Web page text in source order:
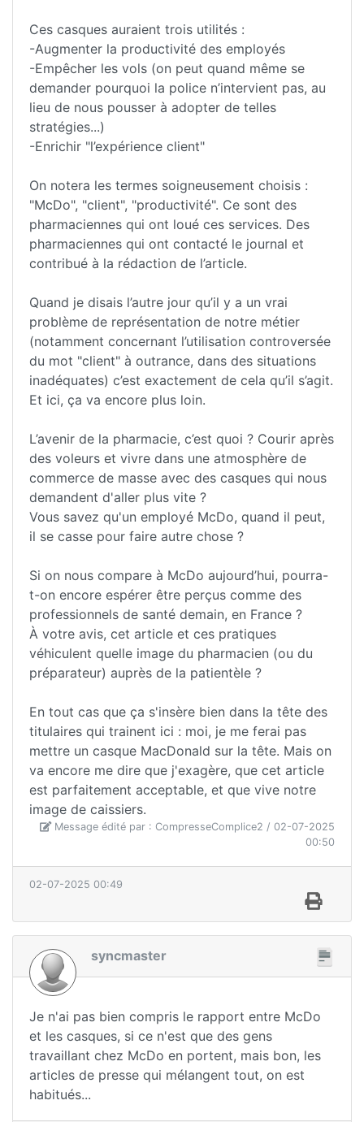
Ces casques auraient trois utilités :
-Augmenter la productivité des employés
-Empêcher les vols (on peut quand même se
demander pourquoi la police n’intervient pas, au
lieu de nous pousser à adopter de telles
stratégies...)
-Enrichir "l’expérience client"
On notera les termes soigneusement choisis :
"McDo", "client", "productivité". Ce sont des
pharmaciennes qui ont loué ces services. Des
pharmaciennes qui ont contacté le journal et
contribué à la rédaction de l’article.
Quand je disais l’autre jour qu’il y a un vrai
problème de représentation de notre métier
(notamment concernant l’utilisation controversée
du mot "client" à outrance, dans des situations
inadéquates) c’est exactement de cela qu’il s’agit.
Et ici, ça va encore plus loin.
L’avenir de la pharmacie, c’est quoi ? Courir après
des voleurs et vivre dans une atmosphère de
commerce de masse avec des casques qui nous
demandent d'aller plus vite ?
Vous savez qu'un employé McDo, quand il peut,
il se casse pour faire autre chose ?
Si on nous compare à McDo aujourd’hui, pourra-
t-on encore espérer être perçus comme des
professionnels de santé demain, en France ?
À votre avis, cet article et ces pratiques
véhiculent quelle image du pharmacien (ou du
préparateur) auprès de la patientèle ?
En tout cas que ça s'insère bien dans la tête des
titulaires qui trainent ici : moi, je me ferai pas
mettre un casque MacDonald sur la tête. Mais on
va encore me dire que j'exagère, que cet article
est parfaitement acceptable, et que vive notre
image de caissiers.
Message édité par : CompresseComplice2 / 02-07-2025
00:50
02-07-2025 00:49
syncmaster
Je n'ai pas bien compris le rapport entre McDo
et les casques, si ce n'est que des gens
travaillant chez McDo en portent, mais bon, les
articles de presse qui mélangent tout, on est
habitués...